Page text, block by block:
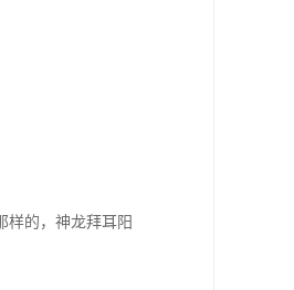
样的，神龙拜耳阳